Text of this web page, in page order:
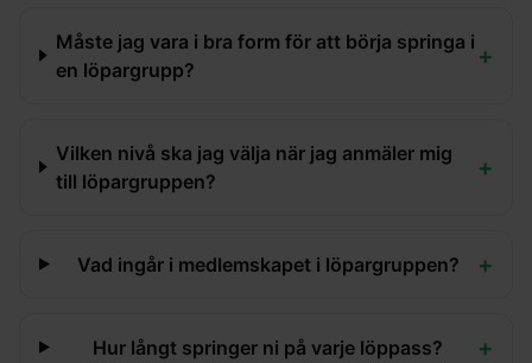
Måste jag vara i bra form för att börja springa i
en löpargrupp?
+
Vilken nivå ska jag välja när jag anmäler mig
till löpargruppen?
+
Vad ingår i medlemskapet i löpargruppen? +
Hur långt springer ni på varje löppass? +